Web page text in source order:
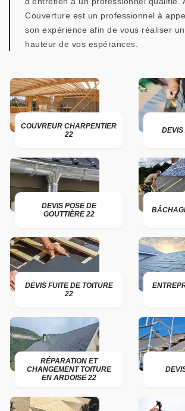
Couverture est un professionnel à
son expérience afin de vous réaliser
hauteur de vos espérances.
COUVREUR CHARPENTIER
22
DEVIS POSE DE
GOUTTIÈRE 22
DEVIS FUITE DE TOITURE
22
RÉPARATION ET
CHANGEMENT TOITURE
EN ARDOISE 22